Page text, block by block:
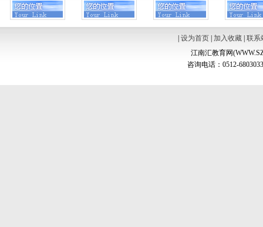
设为首页| 加入收藏| 联系
江南汇教育网
咨询电话：0512-